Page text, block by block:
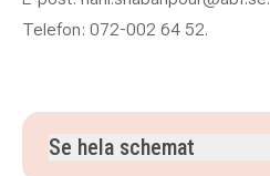
Telefon: 072-002 64 52.
Se hela schemat